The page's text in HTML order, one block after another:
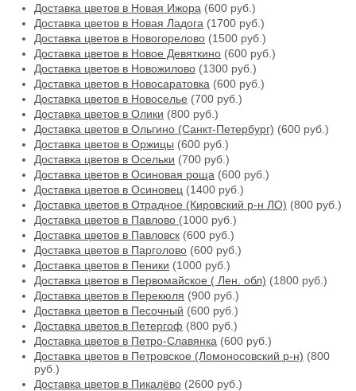
Доставка цветов в Новая Ижора (600 руб.)
Доставка цветов в Новая Ладога (1700 руб.)
Доставка цветов в Новогорелово (1500 руб.)
Доставка цветов в Новое Девяткино (600 руб.)
Доставка цветов в Новожилово (1300 руб.)
Доставка цветов в Новосаратовка (600 руб.)
Доставка цветов в Новоселье (700 руб.)
Доставка цветов в Олики (800 руб.)
Доставка цветов в Ольгино (Санкт-Петербург) (600 руб.)
Доставка цветов в Оржицы (600 руб.)
Доставка цветов в Осельки (700 руб.)
Доставка цветов в Осиновая роща (600 руб.)
Доставка цветов в Осиновец (1400 руб.)
Доставка цветов в Отрадное (Кировский р-н ЛО) (800 руб.)
Доставка цветов в Павлово (1000 руб.)
Доставка цветов в Павловск (600 руб.)
Доставка цветов в Парголово (600 руб.)
Доставка цветов в Пеники (1000 руб.)
Доставка цветов в Первомайское ( Лен. обл) (1800 руб.)
Доставка цветов в Перекюля (900 руб.)
Доставка цветов в Песочный (600 руб.)
Доставка цветов в Петергоф (800 руб.)
Доставка цветов в Петро-Славянка (600 руб.)
Доставка цветов в Петровское (Ломоносовский р-н) (800
руб.)
Доставка цветов в Пикалёво (2600 руб.)